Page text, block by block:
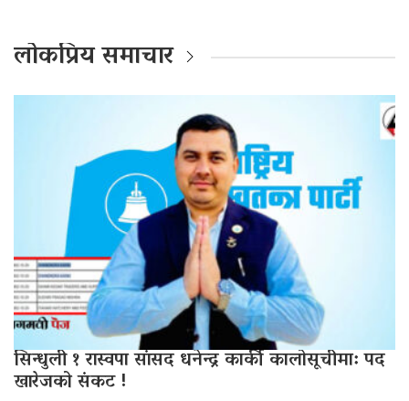
लोकप्रिय समाचार
सिन्धुली १ रास्वपा सांसद धनेन्द्र कार्की कालोसूचीमा: पद
खारेजको संकट !